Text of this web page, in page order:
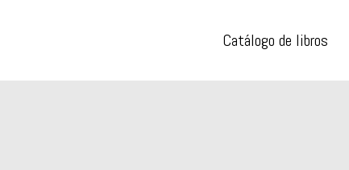
Catálogo de libros